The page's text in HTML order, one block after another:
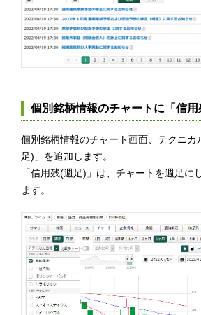
個別銘柄情報のチャートに「信用
個別銘柄情報のチャート画面、テクニカ
足)」を追加します。
「信用残(週足)」は、チャートを週足に
ます。